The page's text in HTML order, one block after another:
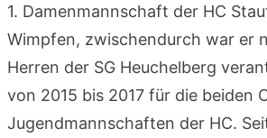
1. Damenmannschaft der HC
Wimpfen, zwischendurch war er
Herren der SG Heuchelberg
von 2015 bis 2017 für die beiden
Jugendmannschaften der HC.